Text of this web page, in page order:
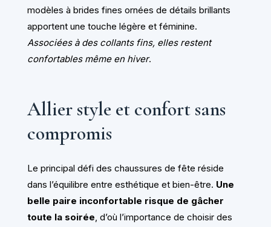
modèles à brides fines ornées de détails brillants
apportent une touche légère et féminine.
Associées à des collants fins, elles restent
confortables même en hiver.
Allier style et confort sans
compromis
Le principal défi des chaussures de fête réside
dans l’équilibre entre esthétique et bien-être. Une
belle paire inconfortable risque de gâcher
toute la soirée, d’où l’importance de choisir des